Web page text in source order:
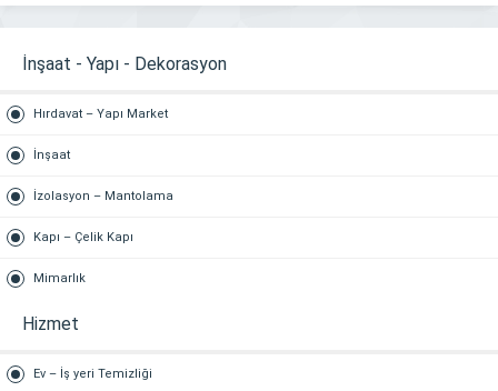
İnşaat - Yapı - Dekorasyon
Hırdavat – Yapı Market
İnşaat
İzolasyon – Mantolama
Kapı – Çelik Kapı
Mimarlık
Hizmet
Ev – İş yeri Temizliği